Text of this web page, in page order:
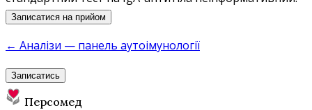
Записатися на прийом
← Аналізи — панель аутоімунології
Записатись
Персомед